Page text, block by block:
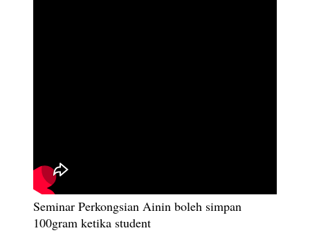
Seminar Perkongsian Ainin boleh simpan
100gram ketika student